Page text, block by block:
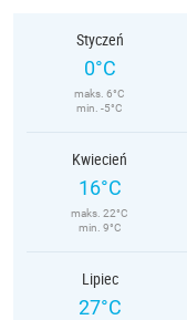
Styczeń
0°C
maks. 6°C
min. -5°C
Kwiecień
16°C
maks. 22°C
min. 9°C
Lipiec
27°C